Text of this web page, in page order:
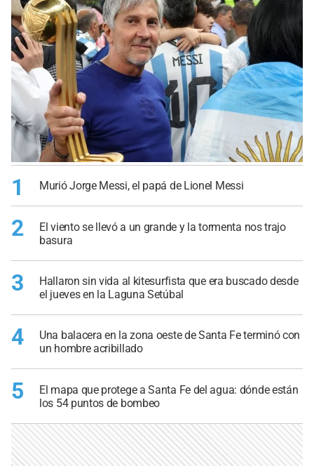
1 Murió Jorge Messi, el papá de Lionel Messi
2
El viento se llevó a un grande y la tormenta nos trajo
basura
3
Hallaron sin vida al kitesurfista que era buscado desde
el jueves en la Laguna Setúbal
4
Una balacera en la zona oeste de Santa Fe terminó con
un hombre acribillado
5
El mapa que protege a Santa Fe del agua: dónde están
los 54 puntos de bombeo